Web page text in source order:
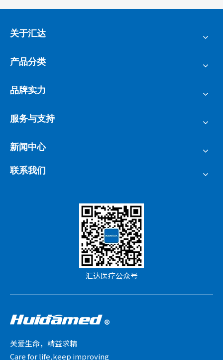
关于汇达
产品分类
品牌实力
服务与支持
新闻中心
联系我们
汇达医疗公众号
关爱生命，精益求精
Care for life,keep improving